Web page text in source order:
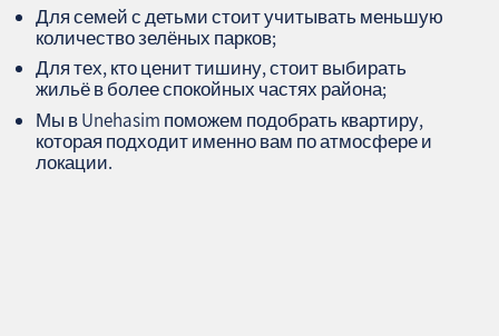
Для семей с детьми стоит учитывать меньшую
количество зелёных парков;
Для тех, кто ценит тишину, стоит выбирать
жильё в более спокойных частях района;
Мы в Unehasim поможем подобрать квартиру,
которая подходит именно вам по атмосфере и
локации.